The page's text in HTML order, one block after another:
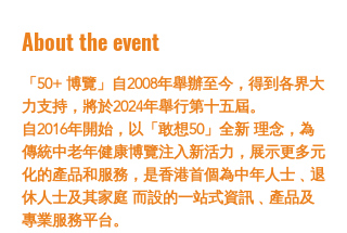
About the event
「50+ 博覽」自2008年舉辦至今，得到各界大
力支持，將於2024年舉行第十五屆。
自2016年開始，以「敢想50」全新 理念，為
傳統中老年健康博覽注入新活力，展示更多元
化的產品和服務，是香港首個為中年人士﹑退
休人士及其家庭 而設的一站式資訊﹑產品及
專業服務平台。